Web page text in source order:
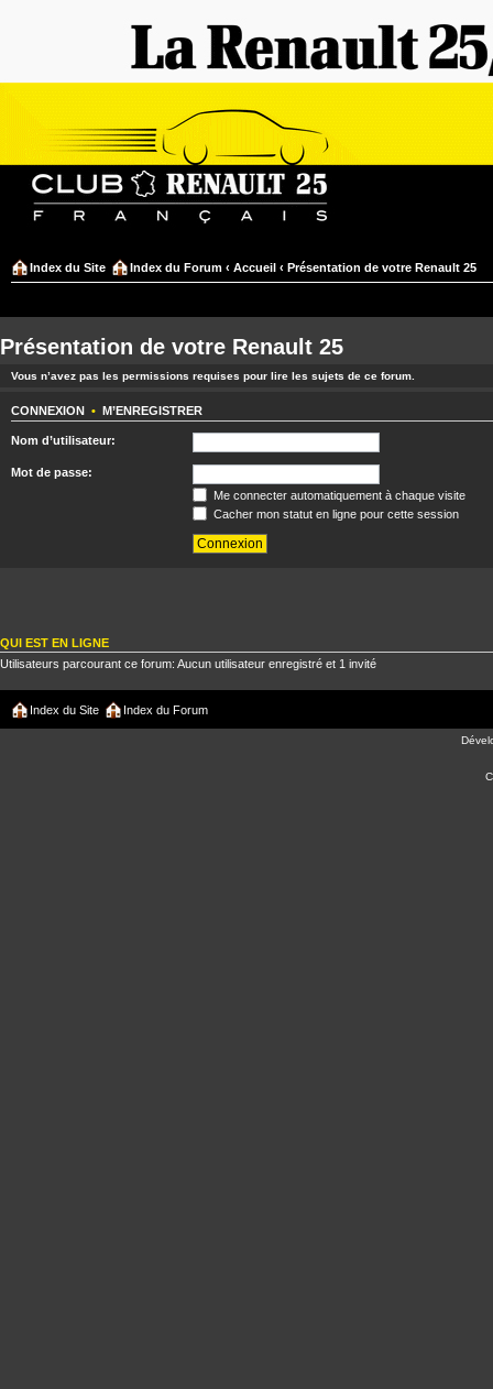
Index du Site Index du Forum ‹ Accueil ‹ Présentation de votre Renault 25
Présentation de votre Renault 25
Vous n’avez pas les permissions requises pour lire les sujets de ce forum.
CONNEXION • M’ENREGISTRER
Nom d’utilisateur:
Mot de passe:
Me connecter automatiquement à chaque visite
Cacher mon statut en ligne pour cette session
QUI EST EN LIGNE
Utilisateurs parcourant ce forum: Aucun utilisateur enregistré et 1 invité
Index du Site Index du Forum